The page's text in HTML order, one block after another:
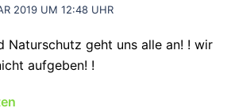
2019 UM 12:48 UHR
Naturschutz geht uns alle an! ! wir
aufgeben! !